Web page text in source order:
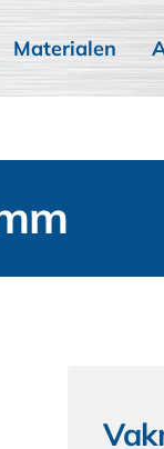
Materialen